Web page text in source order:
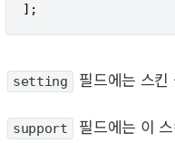
];
setting 필드에는 스킨
support 필드에는 이